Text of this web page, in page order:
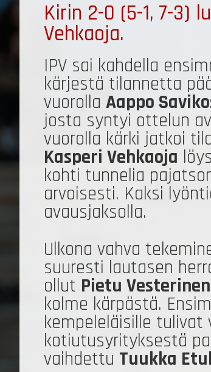
Kirin 2-0 (5-1, 7-3)
Vehkaoja.
IPV sai kahdella
kärjestä tilannetta
vuorolla Aappo
josta syntyi ottelun
vuorolla kärki jatkoi
Kasperi Vehkaoja
kohti tunnelia
arvoisesti. Kaksi
avausjaksolla.
Ulkona vahva
suuresti lautasen
ollut Pietu Vesterinen
kolme kärpästä.
kempeleläisille tulivat
kotiutusyrityksestä
vaihdettu Tuukka